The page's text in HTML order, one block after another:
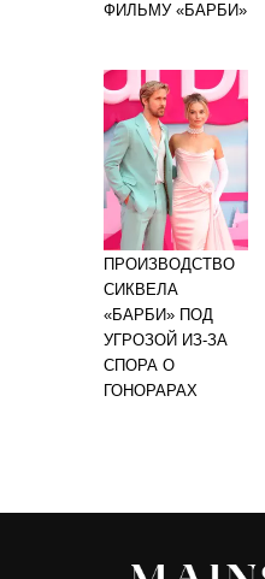
ФИЛЬМУ «БАРБИ»
ПРОИЗВОДСТВО
СИКВЕЛА
«БАРБИ» ПОД
УГРОЗОЙ ИЗ-ЗА
СПОРА О
ГОНОРАРАХ